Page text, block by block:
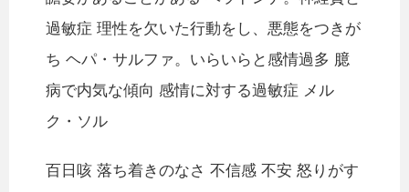
過敏症 理性を欠いた行動をし、悪態をつきが
ち ヘパ・サルファ。いらいらと感情過多 臆
病で内気な傾向 感情に対する過敏症 メル
ク・ソル
百日咳 落ち着きのなさ 不信感 不安 怒りがす